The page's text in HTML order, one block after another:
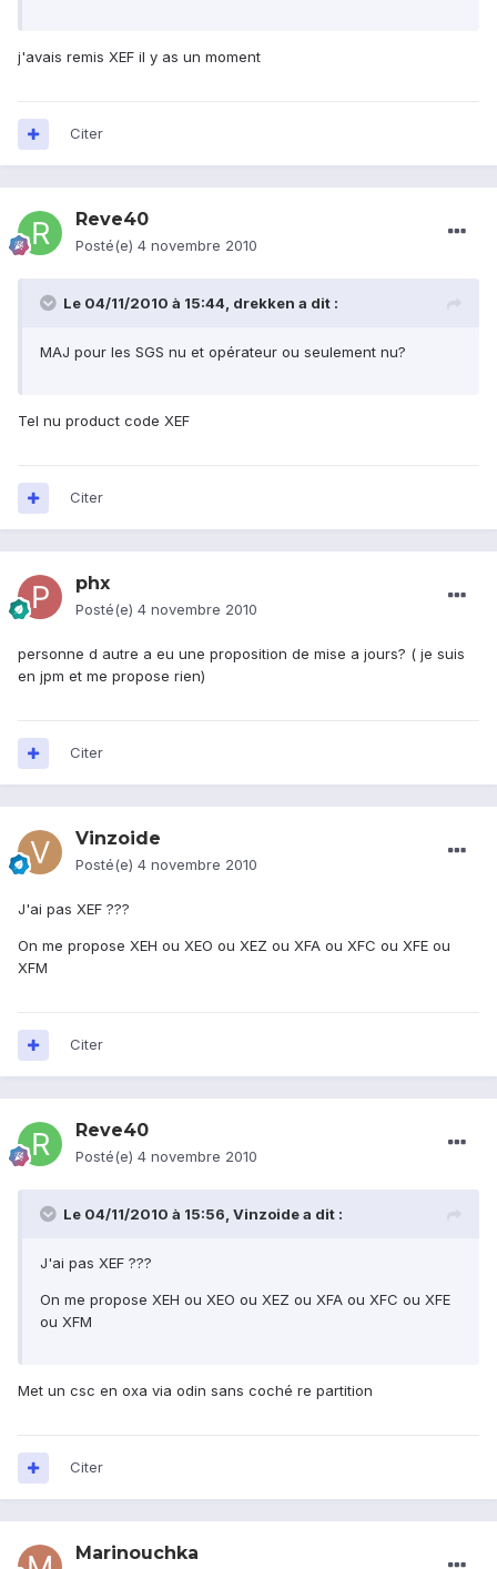
j'avais remis XEF il y as un moment
Citer
Reve40
Posté(e) 4 novembre 2010
Le 04/11/2010 à 15:44, drekken a dit :
MAJ pour les SGS nu et opérateur ou seulement nu?
Tel nu product code XEF
Citer
phx
Posté(e) 4 novembre 2010
personne d autre a eu une proposition de mise a jours? ( je suis
en jpm et me propose rien)
Citer
Vinzoide
Posté(e) 4 novembre 2010
J'ai pas XEF ???
On me propose XEH ou XEO ou XEZ ou XFA ou XFC ou XFE ou
XFM
Citer
Reve40
Posté(e) 4 novembre 2010
Le 04/11/2010 à 15:56, Vinzoide a dit :
J'ai pas XEF ???
On me propose XEH ou XEO ou XEZ ou XFA ou XFC ou XFE
ou XFM
Met un csc en oxa via odin sans coché re partition
Citer
Marinouchka